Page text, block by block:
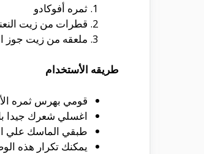
ثمره أفوكادو
قطرات من زيت
ملعقه من زيت جوز
طريقه الأستخدام
قومي بهرس ثمره
اغسلي شعرك جيدا
طبقي الماسك علي الشعر
يمكنك تكرار هذه